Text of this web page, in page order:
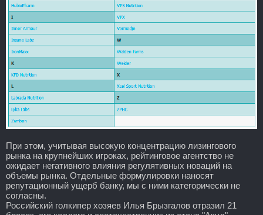
При этом, учитывая высокую концентрацию лизингового
рынка на крупнейших игроках, рейтинговое агентство не
ожидает негативного влияния регулятивных новаций на
объемы рынка. Отдельные формулировки наносят
репутационный ущерб банку, мы с ними категорически не
согласны.
Российский голкипер хозяев Илья Брызгалов отразил 21